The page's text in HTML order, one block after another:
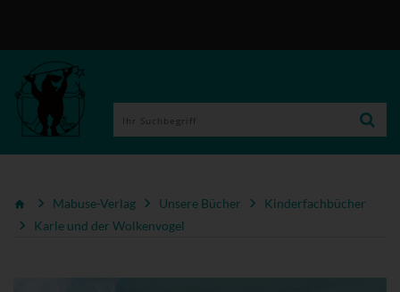
Mabuse-Verlag Unsere Bücher
Kinderfachbücher
Karle und der Wolkenvogel